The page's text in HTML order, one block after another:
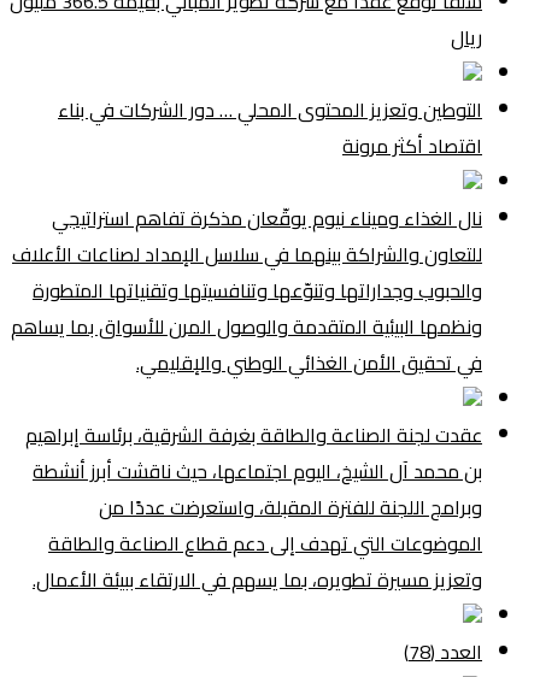
ريال
التوطين وتعزيز المحتوى المحلي … دور الشركات في بناء
اقتصاد أكثر مرونة
نال الغذاء وميناء نيوم يوقّعان مذكرة تفاهم استراتيجي
للتعاون والشراكة بينهما في سلاسل الإمداد لصناعات الأعلاف
والحبوب وجداراتها وتنوّعها وتنافسيتها وتقنياتها المتطورة
ونظمها البيئية المتقدمة والوصول المرن للأسواق بما يساهم
في تحقيق الأمن الغذائي الوطني والإقليمي.
عقدت لجنة الصناعة والطاقة بغرفة الشرقية، برئاسة إبراهيم
بن محمد آل الشيخ، اليوم اجتماعها، حيث ناقشت أبرز أنشطة
وبرامج اللجنة للفترة المقبلة، واستعرضت عددًا من
الموضوعات التي تهدف إلى دعم قطاع الصناعة والطاقة
وتعزيز مسيرة تطويره، بما يسهم في الارتقاء ببيئة الأعمال.
العدد (78)